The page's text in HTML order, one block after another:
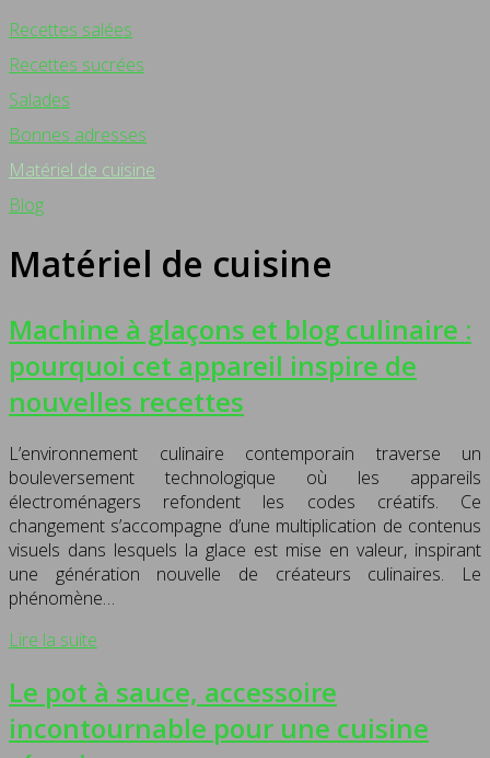
Recettes salées
Recettes sucrées
Salades
Bonnes adresses
Matériel de cuisine
Blog
Matériel de cuisine
Machine à glaçons et blog culinaire :
pourquoi cet appareil inspire de
nouvelles recettes
L’environnement culinaire contemporain traverse un
bouleversement technologique où les appareils
électroménagers refondent les codes créatifs. Ce
changement s’accompagne d’une multiplication de contenus
visuels dans lesquels la glace est mise en valeur, inspirant
une génération nouvelle de créateurs culinaires. Le
phénomène…
Lire la suite
Le pot à sauce, accessoire
incontournable pour une cuisine